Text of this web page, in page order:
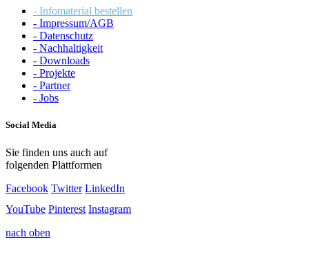
- Infomaterial bestellen
- Impressum/AGB
- Datenschutz
- Nachhaltigkeit
- Downloads
- Projekte
- Partner
- Jobs
Social Media
Sie finden uns auch auf
folgenden Plattformen
Facebook Twitter LinkedIn
YouTube Pinterest Instagram
nach oben